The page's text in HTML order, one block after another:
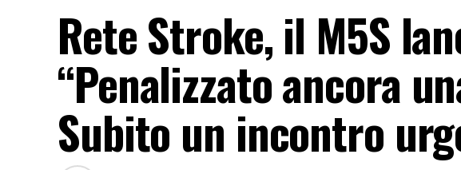
Rete Stroke, il M5S
“Penalizzato ancora
Subito un incontro